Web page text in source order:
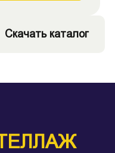
Скачать каталог